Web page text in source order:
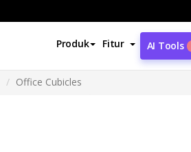
Produk Fitur AI Tools
Office Cubicles